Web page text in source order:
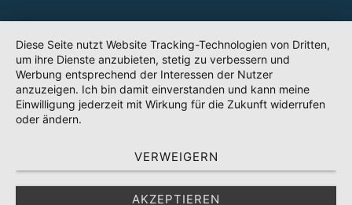
Diese Seite nutzt Website Tracking-Technologien von Dritten,
um ihre Dienste anzubieten, stetig zu verbessern und
Werbung entsprechend der Interessen der Nutzer
anzuzeigen. Ich bin damit einverstanden und kann meine
Einwilligung jederzeit mit Wirkung für die Zukunft widerrufen
oder ändern.
VERWEIGERN
AKZEPTIEREN